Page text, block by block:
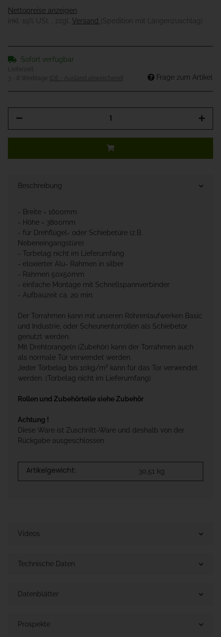
Nettopreise anzeigen
inkl. 19% USt. , zzgl. Versand (Spedition mit Längenzuschlag)
Sofort verfügbar
Lieferzeit:
3 - 8 Werktage
(DE - Ausland abweichend) Frage zum Artikel
Beschreibung
- Breite = 1600mm
- Höhe = 3800mm
- für Drehflügel- oder Schiebetüre (z.B.
Nebeneingangstüre)
- Torbelag nicht im Lieferumfang
- eloxierter Alu- Rahmen in silber
- Rahmen 50x50mm
- einfache Montage mit Schnellspannverbinder
- Aufbauzeit ca. 20 min.
Der Torrahmen kann mit unseren Röhrenlaufwerken Basic
und Industrie, oder Scheunentorrollen als Schiebetor
genutzt werden.
Mit Drehtorangeln (Zubehör) kann der Torrahmen auch
als normale Tür verwendet werden.
Jeder Torbelag bis 10kg/m² kann für das Tor verwendet
werden. (Torbelag nicht im Lieferumfang)
Rollen und Zubehörteile siehe Zubehör
Achtung !
Diese Ware ist Zuschnitt-Ware und deshalb von der
Rückgabe ausgeschlossen
Artikelgewicht: 30,51 kg
Videos
Technische Daten
Datenblätter
Prospekte